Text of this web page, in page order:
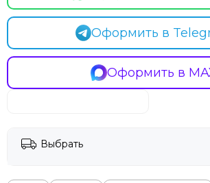
Оформить в
Оформить в
Выбрать